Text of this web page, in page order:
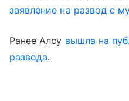
заявление на развод с
Ранее Алсу вышла на
развода.